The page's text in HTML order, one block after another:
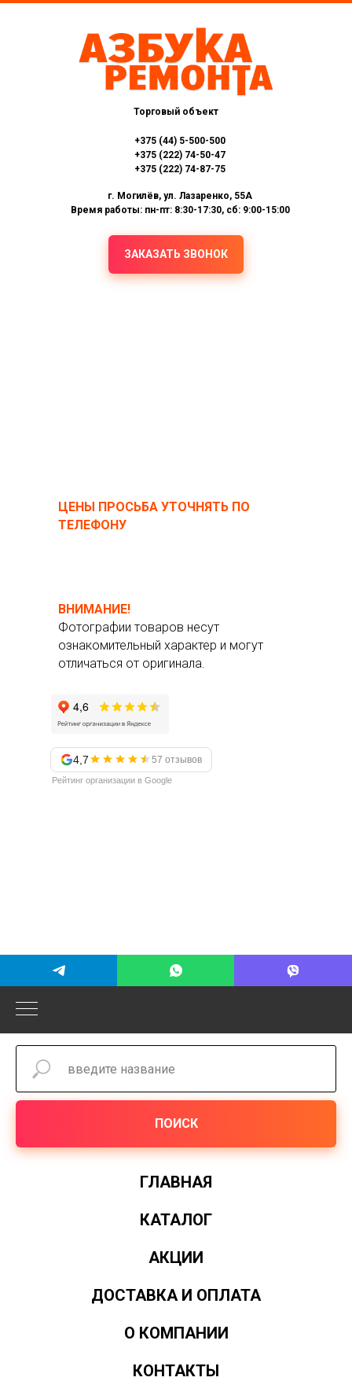
Торговый объект
+375 (44) 5-500-500
+375 (222) 74-50-47
+375 (222) 74-87-75
г. Могилёв, ул. Лазаренко, 55А
Время работы: пн-пт: 8:30-17:30, сб: 9:00-15:00
ЗАКАЗАТЬ ЗВОНОК
ЦЕНЫ ПРОСЬБА УТОЧНЯТЬ ПО
ТЕЛЕФОНУ
ВНИМАНИЕ!
Фотографии товаров несут
ознакомительный характер и могут
отличаться от оригинала.
4,7 57 отзывов
Рейтинг организации в Google
ПОИСК
ГЛАВНАЯ
КАТАЛОГ
АКЦИИ
ДОСТАВКА И ОПЛАТА
О КОМПАНИИ
КОНТАКТЫ